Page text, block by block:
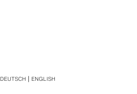
DEUTSCH ENGLISH